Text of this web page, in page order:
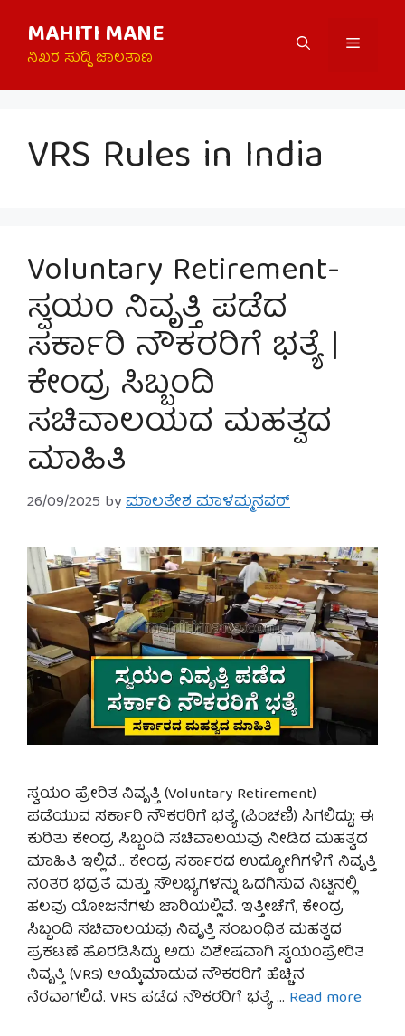
content
MAHITI MANE
ನಿಖರ ಸುದ್ದಿ ಜಾಲತಾಣ
Menu
VRS Rules in India
Voluntary Retirement-
ಸ್ವಯಂ ನಿವೃತ್ತಿ ಪಡೆದ
ಸರ್ಕಾರಿ ನೌಕರರಿಗೆ ಭತ್ಯೆ |
ಕೇಂದ್ರ ಸಿಬ್ಬಂದಿ
ಸಚಿವಾಲಯದ ಮಹತ್ವದ
ಮಾಹಿತಿ
26/09/2025 byಮಾಲತೇಶ ಮಾಳಮ್ಮನವರ್
ಸ್ವಯಂ ಪ್ರೇರಿತ ನಿವೃತ್ತಿ (Voluntary Retirement)
ಪಡೆಯುವ ಸರ್ಕಾರಿ ನೌಕರರಿಗೆ ಭತ್ಯೆ (ಪಿಂಚಣಿ) ಸಿಗಲಿದ್ದು; ಈ
ಕುರಿತು ಕೇಂದ್ರ ಸಿಬ್ಬಂದಿ ಸಚಿವಾಲಯವು ನೀಡಿದ ಮಹತ್ವದ
ಮಾಹಿತಿ ಇಲ್ಲಿದೆ… ಕೇಂದ್ರ ಸರ್ಕಾರದ ಉದ್ಯೋಗಿಗಳಿಗೆ ನಿವೃತ್ತಿ
ನಂತರ ಭದ್ರತೆ ಮತ್ತು ಸೌಲಭ್ಯಗಳನ್ನು ಒದಗಿಸುವ ನಿಟ್ಟಿನಲ್ಲಿ
ಹಲವು ಯೋಜನೆಗಳು ಜಾರಿಯಲ್ಲಿವೆ. ಇತ್ತೀಚೆಗೆ, ಕೇಂದ್ರ
ಸಿಬ್ಬಂದಿ ಸಚಿವಾಲಯವು ನಿವೃತ್ತಿ ಸಂಬಂಧಿತ ಮಹತ್ವದ
ಪ್ರಕಟಣೆ ಹೊರಡಿಸಿದ್ದು, ಅದು ವಿಶೇಷವಾಗಿ ಸ್ವಯಂಪ್ರೇರಿತ
ನಿವೃತ್ತಿ (VRS) ಆಯ್ಕೆಮಾಡುವ ನೌಕರರಿಗೆ ಹೆಚ್ಚಿನ
ನೆರವಾಗಲಿದೆ. VRS ಪಡೆದ ನೌಕರರಿಗೆ ಭತ್ಯೆ … Read more